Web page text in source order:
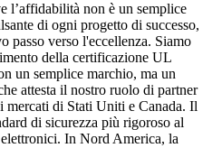
l’affidabilità non è un semplice
di ogni progetto di successo,
passo verso l'eccellenza. Siamo
della certificazione UL
un semplice marchio, ma un
attesta il nostro ruolo di partner
mercati di Stati Uniti e Canada. Il
di sicurezza più rigoroso al
In Nord America, la